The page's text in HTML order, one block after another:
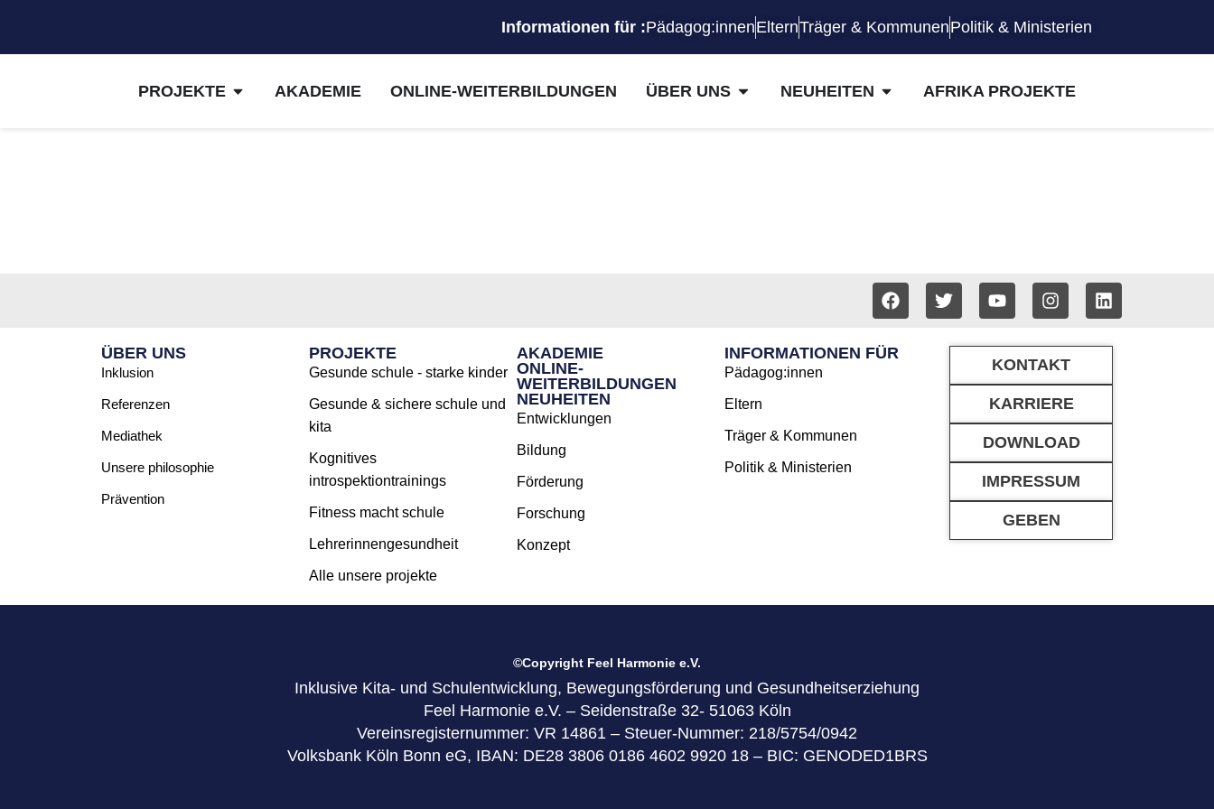
Informationen für :Pädagog:innenElternTräger & KommunenPolitik & Ministerien
PROJEKTE AKADEMIE ONLINE-WEITERBILDUNGEN ÜBER UNS NEUHEITEN AFRIKA PROJEKTE
ÜBER UNS
Inklusion
Referenzen
Mediathek
Unsere philosophie
Prävention
PROJEKTE
Gesunde schule - starke kinder
Gesunde & sichere schule und
kita
Kognitives
introspektiontrainings
Fitness macht schule
Lehrerinnengesundheit
Alle unsere projekte
AKADEMIE
ONLINE-
WEITERBILDUNGEN
NEUHEITEN
Entwicklungen
Bildung
Förderung
Forschung
Konzept
INFORMATIONEN FÜR
Pädagog:innen
Eltern
Träger & Kommunen
Politik & Ministerien
KONTAKT
KARRIERE
DOWNLOAD
IMPRESSUM
GEBEN
©Copyright Feel Harmonie e.V.
Inklusive Kita- und Schulentwicklung, Bewegungsförderung und Gesundheitserziehung
Feel Harmonie e.V. – Seidenstraße 32- 51063 Köln
Vereinsregisternummer: VR 14861 – Steuer-Nummer: 218/5754/0942
Volksbank Köln Bonn eG, IBAN: DE28 3806 0186 4602 9920 18 – BIC: GENODED1BRS